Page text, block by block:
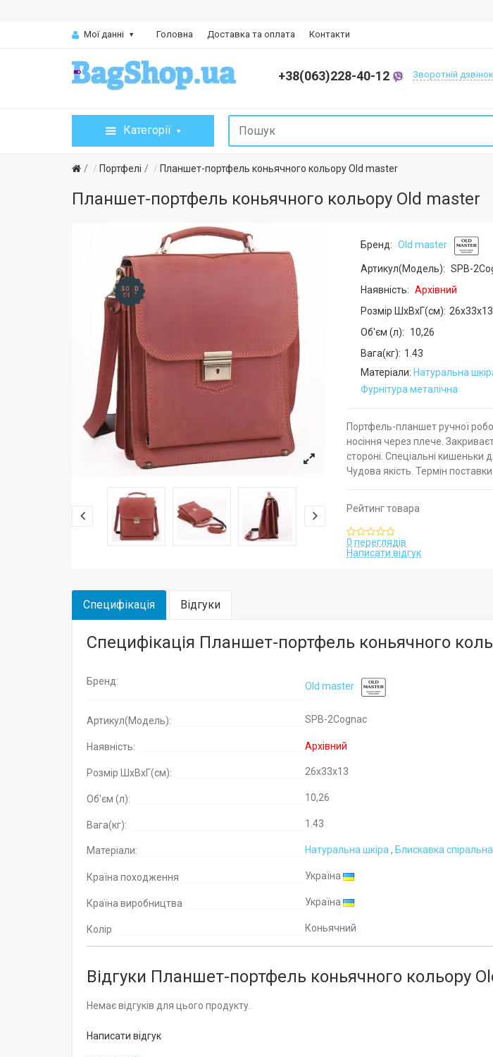
Мої данні Головна Доставка та оплата Контакти
+38(063)228-40-12 Зворотній дзвінок
Категорії
Портфелі Планшет-портфель коньячного кольору Old master
Планшет-портфель коньячного кольору Old master
Бренд: Old master
Артикул(Модель): SPB-
Наявність: Архівний
Розмір ШхВхГ(см): 26x33x13
Об'єм (л):
10,26
Вага(кг): 1.43
Матеріали: Натуральна
Фурнітура металічна
Портфель-планшет ручної
носіння через плече.
стороні. Спеціальні кишеньки
Чудова якість. Термін поставки
Рейтинг товара
0 переглядів
Написати відгук
Специфікація Відгуки
Специфікація Планшет-портфель коньячного
Бренд: Old master
Артикул(Модель): SPB-2Cognac
Наявність: Архівний
Розмір ШхВхГ(см): 26x33x13
Об'єм (л): 10,26
Вага(кг): 1.43
Матеріали: Натуральна шкіра , Блискавка
Країна походження Україна
Країна виробництва Україна
Колір Коньячний
Відгуки Планшет-портфель коньячного кольору
Немає відгуків для цього продукту.
Написати відгук